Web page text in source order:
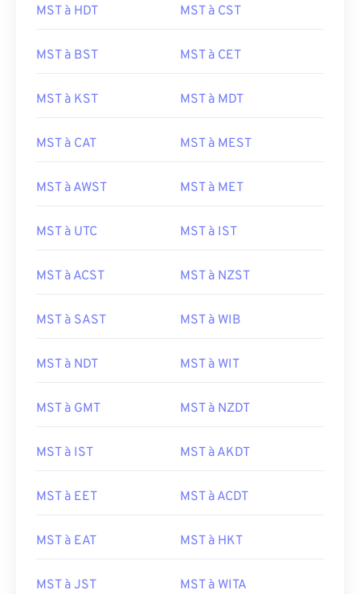
MST à HDT MST à CST
MST à BST MST à CET
MST à KST MST à MDT
MST à CAT MST à MEST
MST à AWST MST à MET
MST à UTC MST à IST
MST à ACST MST à NZST
MST à SAST MST à WIB
MST à NDT MST à WIT
MST à GMT MST à NZDT
MST à IST MST à AKDT
MST à EET MST à ACDT
MST à EAT MST à HKT
MST à JST MST à WITA